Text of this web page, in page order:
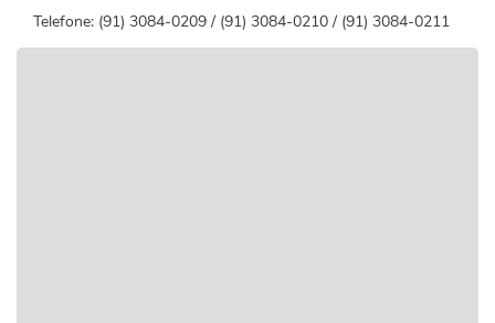
Telefone: (91) 3084-0209 / (91) 3084-0210 / (91) 3084-0211